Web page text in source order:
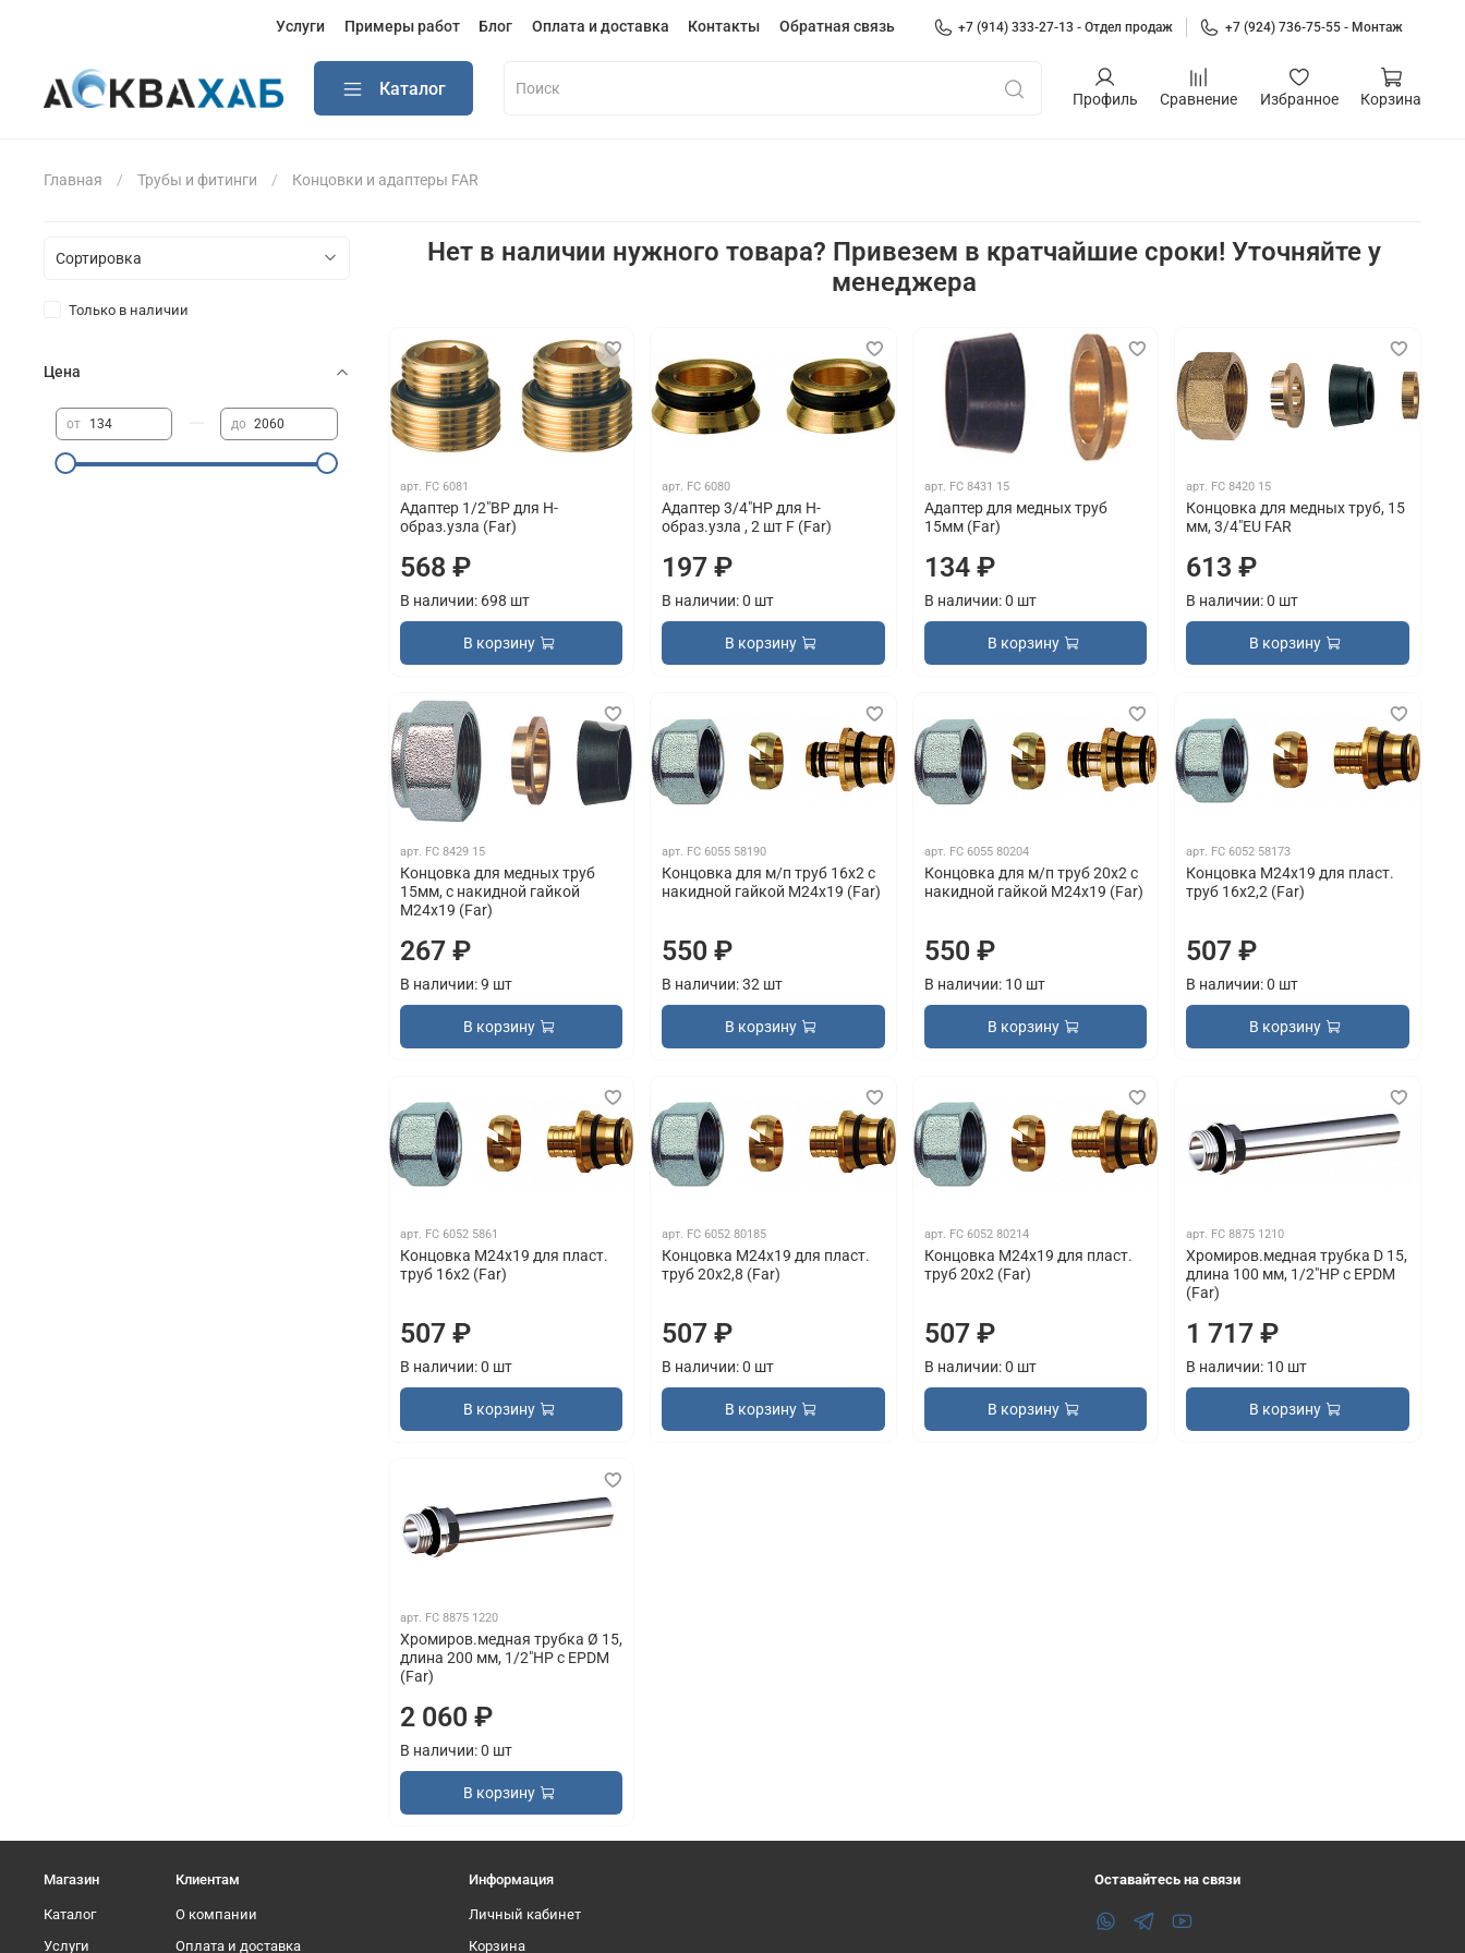
Услуги Примеры работ Блог Оплата и доставка Контакты Обратная связь +7 (914) 333-27-13 - Отдел продаж +7 (924) 736-75-55 - Монтаж
Каталог
Профиль Сравнение Избранное Корзина
Главная Трубы и фитинги Концовки и адаптеры FAR
Нет в наличии нужного товара? Привезем в кратчайшие сроки! Уточняйте у
менеджера
арт. FC 6081
Адаптер 1/2"ВР для Н-
образ.узла (Far)
568 ₽
В наличии: 698 шт
В корзину
арт. FC 6080
Адаптер 3/4"НР для Н-
образ.узла , 2 шт F (Far)
197 ₽
В наличии: 0 шт
В корзину
арт. FC 8431 15
Адаптер для медных труб
15мм (Far)
134 ₽
В наличии: 0 шт
В корзину
арт. FC 8420 15
Концовка для медных труб, 15
мм, 3/4"EU FAR
613 ₽
В наличии: 0 шт
В корзину
арт. FC 8429 15
Концовка для медных труб
15мм, с накидной гайкой
М24х19 (Far)
267 ₽
В наличии: 9 шт
В корзину
арт. FC 6055 58190
Концовка для м/п труб 16х2 с
накидной гайкой М24х19 (Far)
550 ₽
В наличии: 32 шт
В корзину
арт. FC 6055 80204
Концовка для м/п труб 20х2 с
накидной гайкой М24х19 (Far)
550 ₽
В наличии: 10 шт
В корзину
арт. FC 6052 58173
Концовка М24х19 для пласт.
труб 16х2,2 (Far)
507 ₽
В наличии: 0 шт
В корзину
арт. FC 6052 5861
Концовка М24х19 для пласт.
труб 16х2 (Far)
507 ₽
В наличии: 0 шт
В корзину
арт. FC 6052 80185
Концовка М24х19 для пласт.
труб 20х2,8 (Far)
507 ₽
В наличии: 0 шт
В корзину
арт. FC 6052 80214
Концовка М24х19 для пласт.
труб 20х2 (Far)
507 ₽
В наличии: 0 шт
В корзину
арт. FC 8875 1210
Хромиров.медная трубка D 15,
длина 100 мм, 1/2"НР с EPDM
(Far)
1 717 ₽
В наличии: 10 шт
В корзину
арт. FC 8875 1220
Хромиров.медная трубка Ø 15,
длина 200 мм, 1/2"НР с EPDM
(Far)
2 060 ₽
В наличии: 0 шт
В корзину
Только в наличии
Цена
от до
Магазин
Каталог
Услуги
Клиентам
О компании
Оплата и доставка
Информация
Личный кабинет
Корзина
Оставайтесь на связи